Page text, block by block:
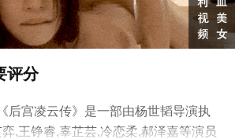
评分
后宫凌云传》是一部由杨世韬导演执
,王铮睿,辜芷芸,冷恋柔,郝泽嘉等演员